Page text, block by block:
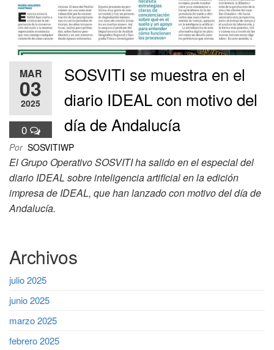
MAR
03
2025
0
SOSVITI se muestra en el
diario IDEAL con motivo del
día de Andalucía
Por SOSVITIWP
El Grupo Operativo SOSVITI ha salido en el especial del
diario IDEAL sobre inteligencia artificial en la edición
impresa de IDEAL, que han lanzado con motivo del día de
Andalucía.
Archivos
julio 2025
junio 2025
marzo 2025
febrero 2025